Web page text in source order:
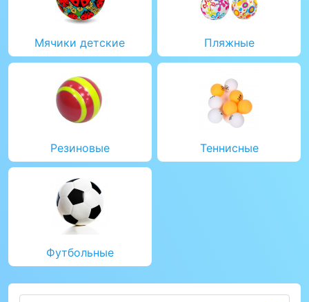
Мячики детские Пляжные
Резиновые Теннисные
Футбольные